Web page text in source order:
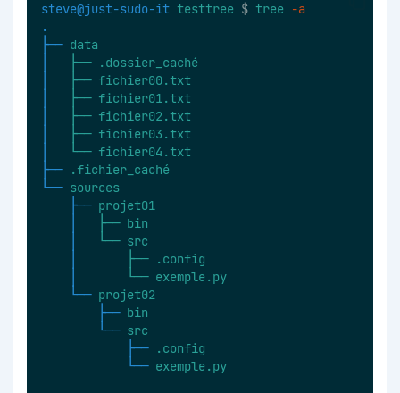
steve@just-sudo-it testtree $ tree -a
.
├── data
├──
.dossier_caché
├── fichier00.txt
├── fichier01.txt
├── fichier02.txt
├── fichier03.txt
└── fichier04.txt
├──
.fichier_caché
└── sources
├── projet01
├── bin
└── src
├──
.config
└── exemple.py
└── projet02
├── bin
└── src
├──
.config
└── exemple.py